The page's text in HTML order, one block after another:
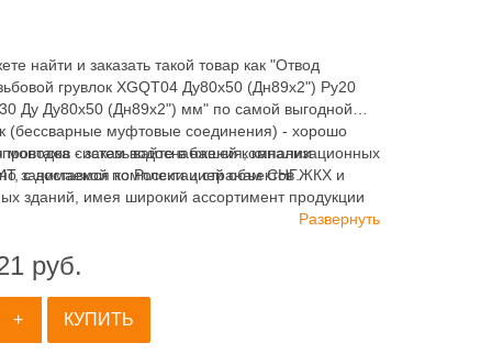
найти и заказать такой товар как "Отвод
грувлок XGQT04 Ду80х50 (Дн89х2") Ру20
Ду Ду80х50 (Дн89х2") мм" по самой выгодной
(бессварные муфтовые соединения) - хорошо
монтажа систем водоснабжения, канализационных
занимаемся комплектацией объектов ЖКХ и
зданий, имея широкий ассортимент продукции
водоснабжения, канализации и
- заказывайте в нашей компании
с доставкой по России и странам СНГ.
Развернуть
руб.
+ КУПИТЬ